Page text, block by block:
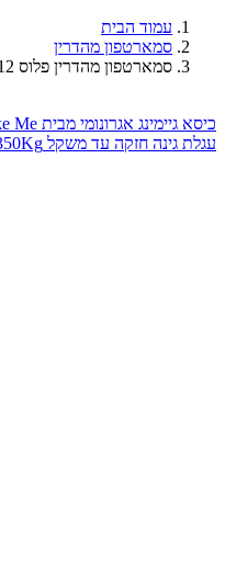
עמוד הבית
סמארטפון מהדרין
סמארטפון מהדרין פלוס Samsung Galaxy A12
כיסא גיימינג אגרונומי מבית Xtrike Me
עגלת גינה חזקה עד משקל 350Kg